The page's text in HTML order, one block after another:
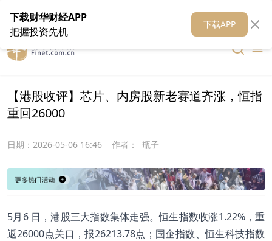
在线客服 关于我们 财华媒体矩阵 财华智库
【港股收评】芯片、内房股新老赛道齐涨，恒指
重回26000
日期： 2026-05-06 16:46 作者： 瓶子
5月6 日，港股三大指数集体走强。恒生指数收涨1.22%，重
返26000点关口，报26213.78点；国企指数、恒生科技指数
下载财华财经APP
把握投资先机
下载APP